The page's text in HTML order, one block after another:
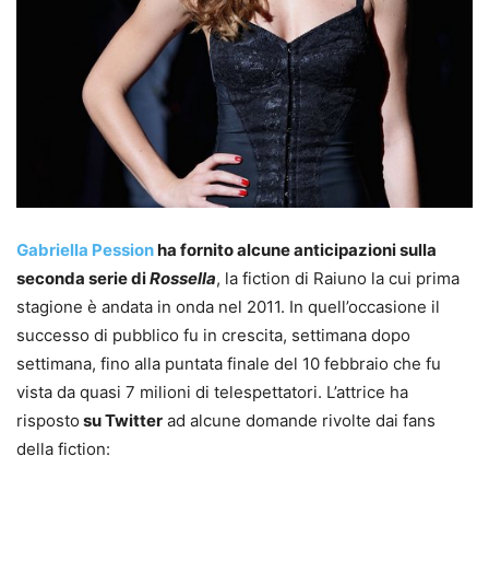
Gabriella Pessionha fornito alcune anticipazioni sulla
seconda serie diRossella, la fiction di Raiuno la cui prima
stagione è andata in onda nel 2011. In quell’occasione il
successo di pubblico fu in crescita, settimana dopo
settimana, fino alla puntata finale del 10 febbraio che fu
vista da quasi 7 milioni di telespettatori. L’attrice ha
risposto su Twitter ad alcune domande rivolte dai fans
della fiction: